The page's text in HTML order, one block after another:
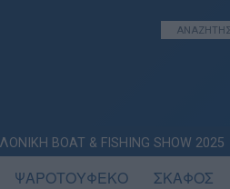
BOAT & FISHING SHOW 2025
ΨΑΡΟΤΟΥΦΕΚΟ ΣΚΑΦΟΣ